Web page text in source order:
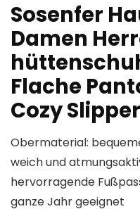
Sosenfer
Damen
Flache
Cozy
Obermaterial:
weich und
hervorragende
ganze Jahr geeignet